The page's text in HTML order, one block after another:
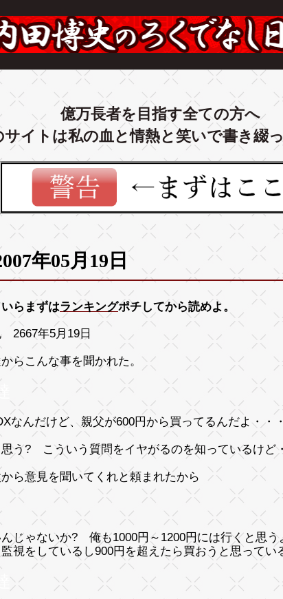
億万長者を目指す全ての方へ
サイトは私の血と情熱と笑いで書き綴
年05月19日
らまずはランキングポチしてから読めよ。
2667年5月19日
らこんな事を聞かれた。
なんだけど、親父が600円から買ってるんだよ・・・
う? こういう質問をイヤがるのを知っているけど
ら意見を聞いてくれと頼まれたから
じゃないか? 俺も1000円～1200円には行くと思う
視をしているし900円を超えたら買おうと思ってい